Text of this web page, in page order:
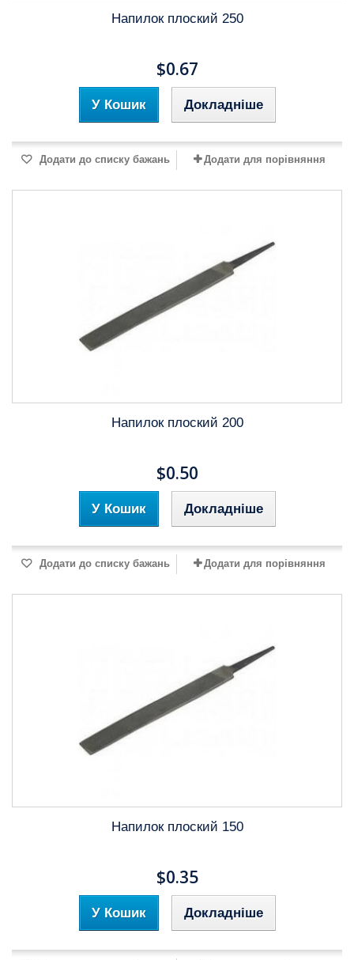
Напилок плоский 250
$0.67
У Кошик Докладніше
Додати до списку бажань Додати для порівняння
Напилок плоский 200
$0.50
У Кошик Докладніше
Додати до списку бажань Додати для порівняння
Напилок плоский 150
$0.35
У Кошик Докладніше